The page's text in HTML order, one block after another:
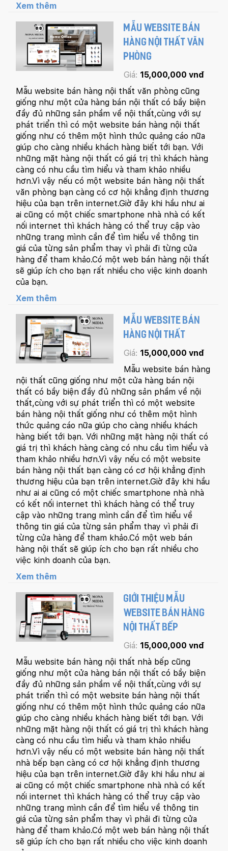
Xem thêm
MẪU WEBSITE BÁN
HÀNG NỘI THẤT VĂN
PHÒNG
Giá: 15,000,000 vnđ
Mẫu website bán hàng nội thất văn phòng cũng
giống như một cửa hàng bán nội thất có bầy biện
đầy đủ những sản phầm về nội thất,cùng với sự
phát triển thì có một website bán hàng nội thất
giống như có thêm một hình thức quảng cáo nữa
giúp cho càng nhiều khách hàng biết tới bạn. Với
những mặt hàng nội thất có giá trị thì khách hàng
càng có nhu cầu tìm hiểu và tham khảo nhiều
hơn.Vì vậy nếu có một website bán hàng nội thất
văn phòng bạn càng có cơ hội khẳng định thương
hiệu của bạn trên internet.Giờ đây khi hầu như ai
ai cũng có một chiếc smartphone nhà nhà có kết
nối internet thì khách hàng có thể truy cập vào
những trang mình cần để tìm hiểu về thông tin
giá của từng sản phẩm thay vì phải đi từng cửa
hàng để tham khảo.Có một web bán hàng nội thất
sẽ giúp ích cho bạn rất nhiều cho việc kinh doanh
của bạn.
Xem thêm
MẪU WEBSITE BÁN
HÀNG NỘI THẤT
Giá: 15,000,000 vnđ
Mẫu website bán hàng
nội thất cũng giống như một cửa hàng bán nội
thất có bầy biện đầy đủ những sản phầm về nội
thất,cùng với sự phát triển thì có một website
bán hàng nội thất giống như có thêm một hình
thức quảng cáo nữa giúp cho càng nhiều khách
hàng biết tới bạn. Với những mặt hàng nội thất có
giá trị thì khách hàng càng có nhu cầu tìm hiểu và
tham khảo nhiều hơn.Vì vậy nếu có một website
bán hàng nội thất bạn càng có cơ hội khẳng định
thương hiệu của bạn trên internet.Giờ đây khi hầu
như ai ai cũng có một chiếc smartphone nhà nhà
có kết nối internet thì khách hàng có thể truy
cập vào những trang mình cần để tìm hiểu về
thông tin giá của từng sản phẩm thay vì phải đi
từng cửa hàng để tham khảo.Có một web bán
hàng nội thất sẽ giúp ích cho bạn rất nhiều cho
việc kinh doanh của bạn.
Xem thêm
GIỚI THIỆU MẪU
WEBSITE BÁN HÀNG
NỘI THẤT BẾP
Giá: 15,000,000 vnđ
Mẫu website bán hàng nội thất nhà bếp cũng
giống như một cửa hàng bán nội thất có bầy biện
đầy đủ những sản phầm về nội thất,cùng với sự
phát triển thì có một website bán hàng nội thất
giống như có thêm một hình thức quảng cáo nữa
giúp cho càng nhiều khách hàng biết tới bạn. Với
những mặt hàng nội thất có giá trị thì khách hàng
càng có nhu cầu tìm hiểu và tham khảo nhiều
hơn.Vì vậy nếu có một website bán hàng nội thất
nhà bếp bạn càng có cơ hội khẳng định thương
hiệu của bạn trên internet.Giờ đây khi hầu như ai
ai cũng có một chiếc smartphone nhà nhà có kết
nối internet thì khách hàng có thể truy cập vào
những trang mình cần để tìm hiểu về thông tin
giá của từng sản phẩm thay vì phải đi từng cửa
hàng để tham khảo.Có một web bán hàng nội thất
sẽ giúp ích cho bạn rất nhiều cho việc kinh doanh